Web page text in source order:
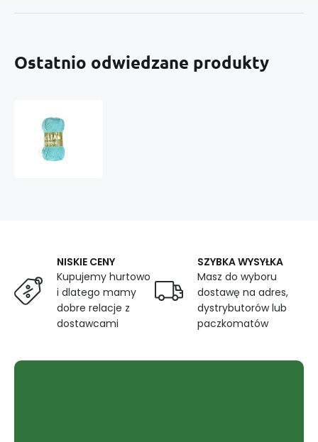
Ostatnio odwiedzane produkty
NISKIE CENY
Kupujemy hurtowo
i dlatego mamy
dobre relacje z
dostawcami
SZYBKA WYSYŁKA
Masz do wyboru
dostawę na adres,
dystrybutorów lub
paczkomatów